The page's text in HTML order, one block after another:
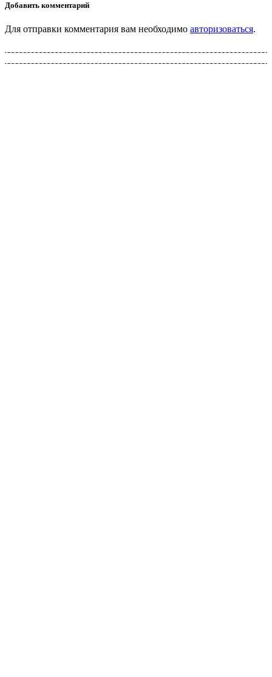
Добавить комментарий
Для отправки комментария вам необходимо авторизоваться.